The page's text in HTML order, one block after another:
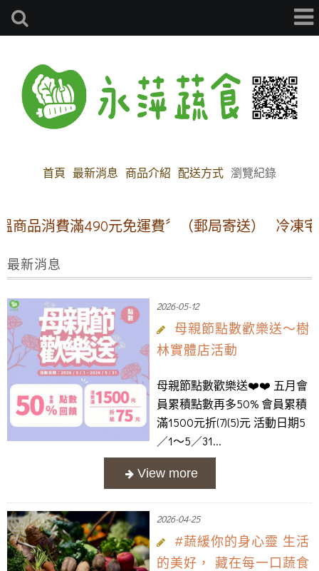
首頁 最新消息 商品介紹 配送方式 瀏覽紀錄
品消費滿490元免運費〞（郵局寄送） 冷凍宅
最新消息
2026-05-12
母親節點數歡樂送～樹
林實體店活動
母親節點數歡樂送❤️❤️ 五月會
員累積點數再多50% 會員累積
滿1500元折(7)(5)元 活動日期5
／1～5／31...
2026-04-25
#蔬緩你的身心靈 生活
的美好， 藏在每一口蔬食